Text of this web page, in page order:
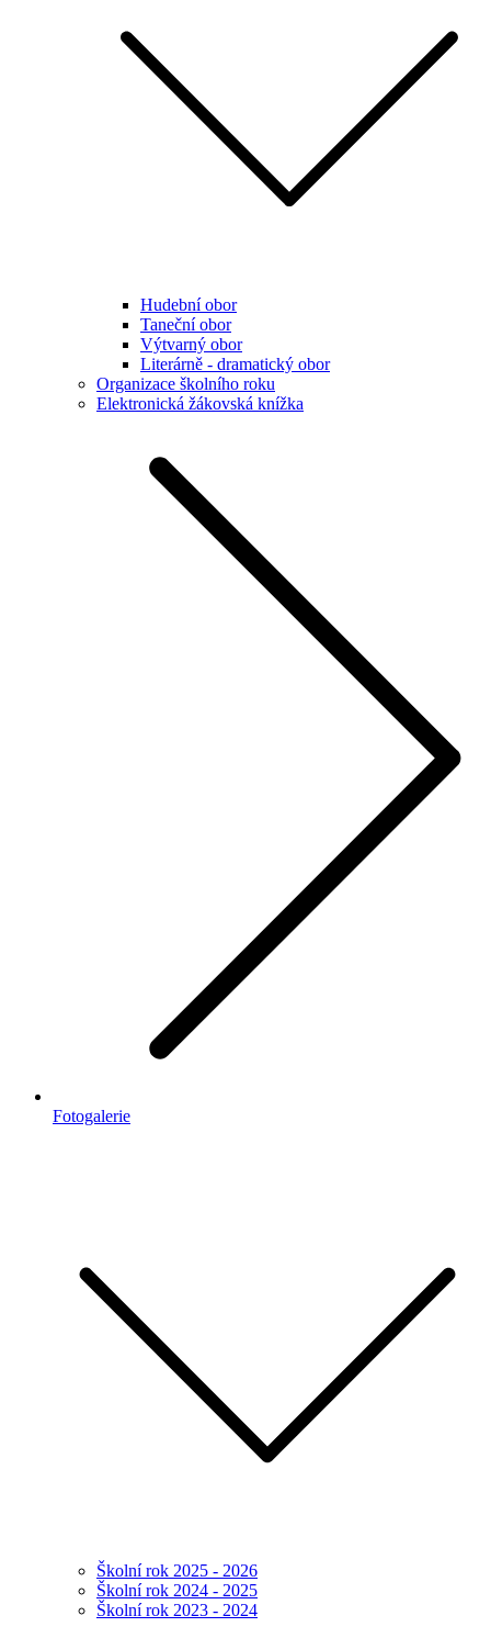
Hudební obor
Taneční obor
Výtvarný obor
Literárně - dramatický obor
Organizace školního roku
Elektronická žákovská knížka
Fotogalerie
Školní rok 2025 - 2026
Školní rok 2024 - 2025
Školní rok 2023 - 2024